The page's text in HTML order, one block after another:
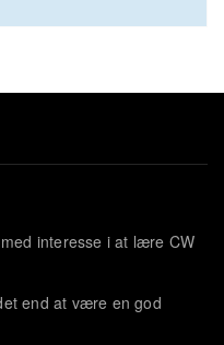
interesse i at lære CW
end at være en god